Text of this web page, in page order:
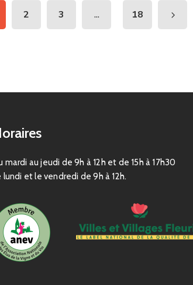
2 3 ... 18
mardi au jeudi de 9h à 12h et de 15h à 17h30
lundi et le vendredi de 9h à 12h.